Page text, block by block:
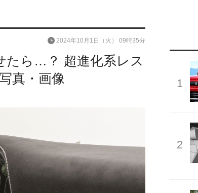
たら…？ 超進化系レス
真・画像
2024年10月1日（火） 09時35分